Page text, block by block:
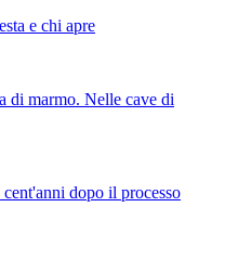
e chi apre
di marmo. Nelle cave di
dopo il processo